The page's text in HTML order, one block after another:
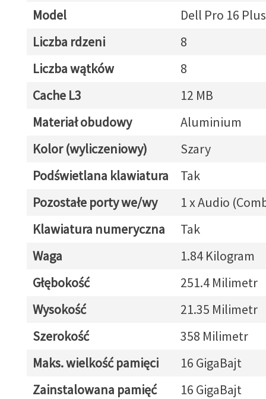
Model
Dell Pro 16
Liczba rdzeni
8
Liczba wątków
8
Cache L3
12 MB
Materiał obudowy
Aluminium
Kolor (wyliczeniowy)
Szary
Podświetlana klawiatura
Tak
Pozostałe porty we/wy
1 x Audio
Klawiatura numeryczna
Tak
Waga
1.84 Kilogram
Głębokość
251.4 Milimetr
Wysokość
21.35 Milimetr
Szerokość
358 Milimetr
Maks. wielkość pamięci
16 GigaBajt
Zainstalowana pamięć
16 GigaBajt